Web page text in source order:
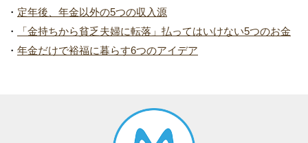
・ 定年後、年金以外の5つの収入源
・
「金持ちから貧乏夫婦に転落」払ってはいけない5つのお金
・ 年金だけで裕福に暮らす6つのアイデア